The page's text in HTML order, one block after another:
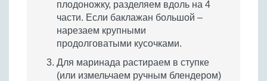
плодоножку, разделяем вдоль на 4
части. Если баклажан большой –
нарезаем крупными
продолговатыми кусочками.
Для маринада растираем в ступке
(или измельчаем ручным блендером)